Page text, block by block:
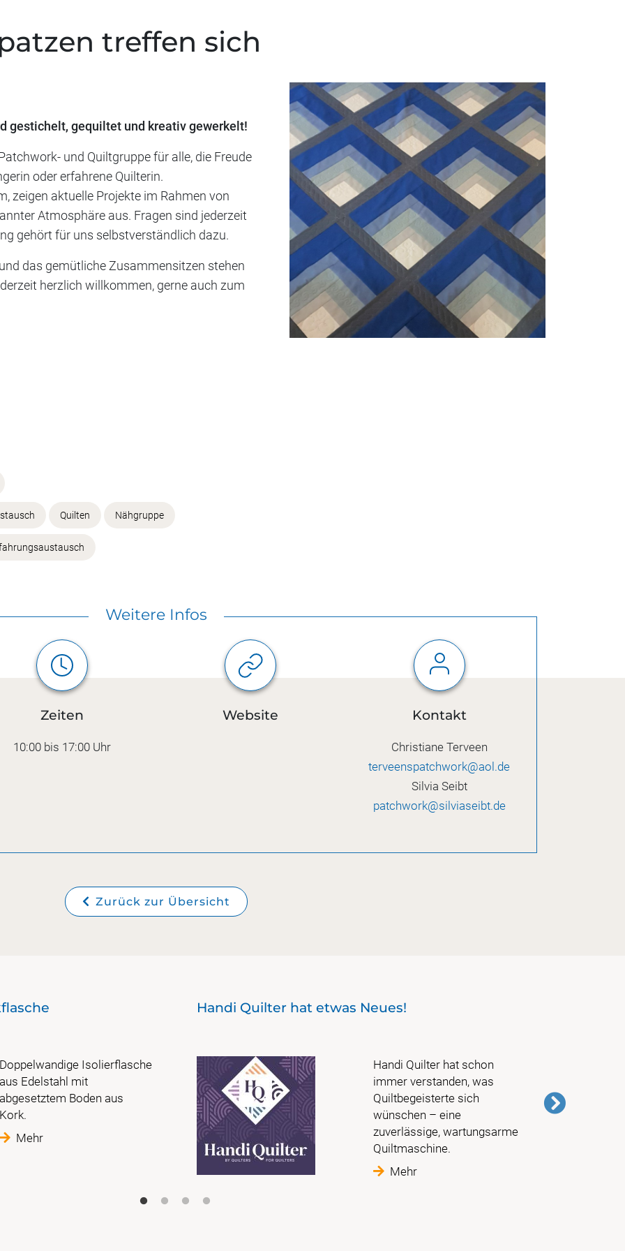
treffen sich
gestichelt, gequiltet und kreativ gewerkelt!
und Quiltgruppe für alle, die Freude
oder erfahrene Quilterin.
zeigen aktuelle Projekte im Rahmen von
Atmosphäre aus. Fragen sind jederzeit
gehört für uns selbstverständlich dazu.
das gemütliche Zusammensitzen stehen
herzlich willkommen, gerne auch zum
Quilten Nähgruppe
Weitere Infos
Zeiten
10:00 bis 17:00 Uhr
Website Kontakt
Christiane Terveen
terveenspatchwork@aol.de
Silvia Seibt
patchwork@silviaseibt.de
Zurück zur Übersicht
Doppelwandige Isolierflasche
aus Edelstahl mit
abgesetztem Boden aus
Kork.
Mehr
Handi Quilter hat etwas Neues!
Handi Quilter hat schon
immer verstanden, was
Quiltbegeisterte sich
wünschen – eine
zuverlässige, wartungsarme
Quiltmaschine.
Mehr